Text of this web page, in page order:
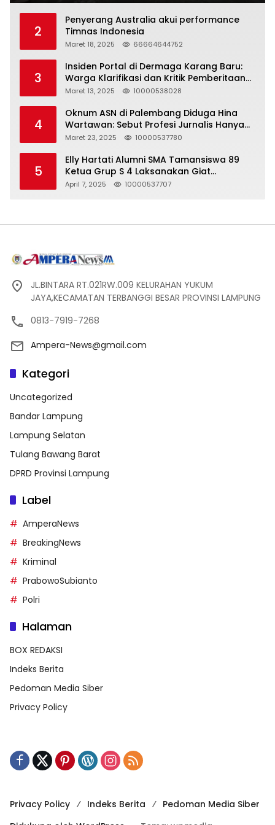
2
Penyerang Australia akui performance
Timnas Indonesia
Maret 18, 2025 66664644752
3
Insiden Portal di Dermaga Karang Baru:
Warga Klarifikasi dan Kritik Pemberitaan
yang Tidak Akurat
Maret 13, 2025 10000538028
4
Oknum ASN di Palembang Diduga Hina
Wartawan: Sebut Profesi Jurnalis Hanya
Seharga 2 Liter Bensin, Berujung Dugaan
Maret 23, 2025 10000537780
5
Elly Hartati Alumni SMA Tamansiswa 89
Ketua Grup S 4 Laksanakan Giat
Silaturahmi
April 7, 2025 10000537707
JL.BINTARA RT.021RW.009 KELURAHAN YUKUM
JAYA,KECAMATAN TERBANGGI BESAR PROVINSI LAMPUNG
0813-7919-7268
Ampera-News@gmail.com
Kategori
Uncategorized
Bandar Lampung
Lampung Selatan
Tulang Bawang Barat
DPRD Provinsi Lampung
Label
AmperaNews
BreakingNews
Kriminal
PrabowoSubianto
Polri
Halaman
BOX REDAKSI
Indeks Berita
Pedoman Media Siber
Privacy Policy
Privacy Policy Indeks Berita
Pedoman Media Siber